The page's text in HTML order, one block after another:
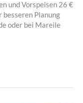
und Vorspeisen 26 €
besseren Planung
oder bei Mareile